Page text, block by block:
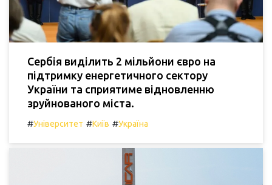
Сербія виділить 2 мільйони євро на
підтримку енергетичного сектору
України та сприятиме відновленню
зруйнованого міста.
#Університет #Київ #Україна